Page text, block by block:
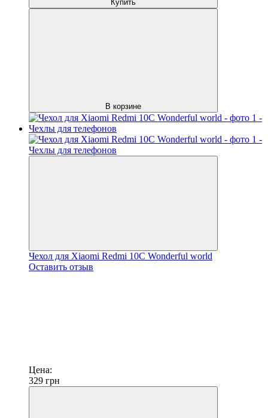
Купить
В корзине
Чехол для Xiaomi Redmi 10C Wonderful world
Оставить отзыв
Цена:
329 грн